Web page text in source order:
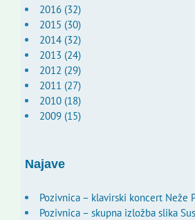
2016 (32)
2015 (30)
2014 (32)
2013 (24)
2012 (29)
2011 (27)
2010 (18)
2009 (15)
Najave
Pozivnica – klavirski koncert Neže
Pozivnica – skupna izložba slika